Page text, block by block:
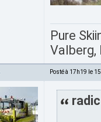
Pure
Valberg,
Posté à 17h19 le